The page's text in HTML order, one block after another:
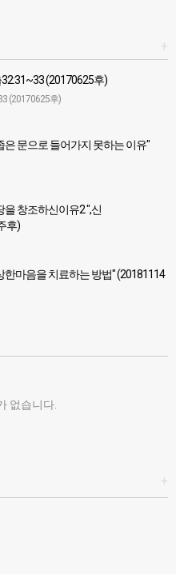
+
(20170625후)
(20170625후)
은 문으로 들어가지 못하는 이유"
들어가지 못하는 이유" (20180805전)
을 창조하신이유2 ",신
후)
신이유2 ",신26:5~9(20150705 주후)
한마음을 치료하는 방법" (20181114
치료하는 방법" (20181114수)
없습니다.
+